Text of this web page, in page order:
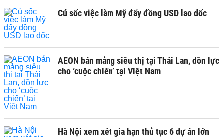
Cú sốc việc làm Mỹ đẩy đồng USD lao dốc
AEON bán mảng siêu thị tại Thái Lan, dồn lực
cho ‘cuộc chiến’ tại Việt Nam
Hà Nội xem xét gia hạn thủ tục 6 dự án lớn